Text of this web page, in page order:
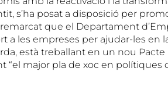
s’ha posat a disposició per
que el Departament
a les empreses per ajudar-les en
està treballant en un nou
“el major pla de xoc en polítiques